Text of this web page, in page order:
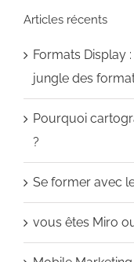
Articles récents
Formats Display
jungle des
Pourquoi
?
Se former avec
vous êtes Miro